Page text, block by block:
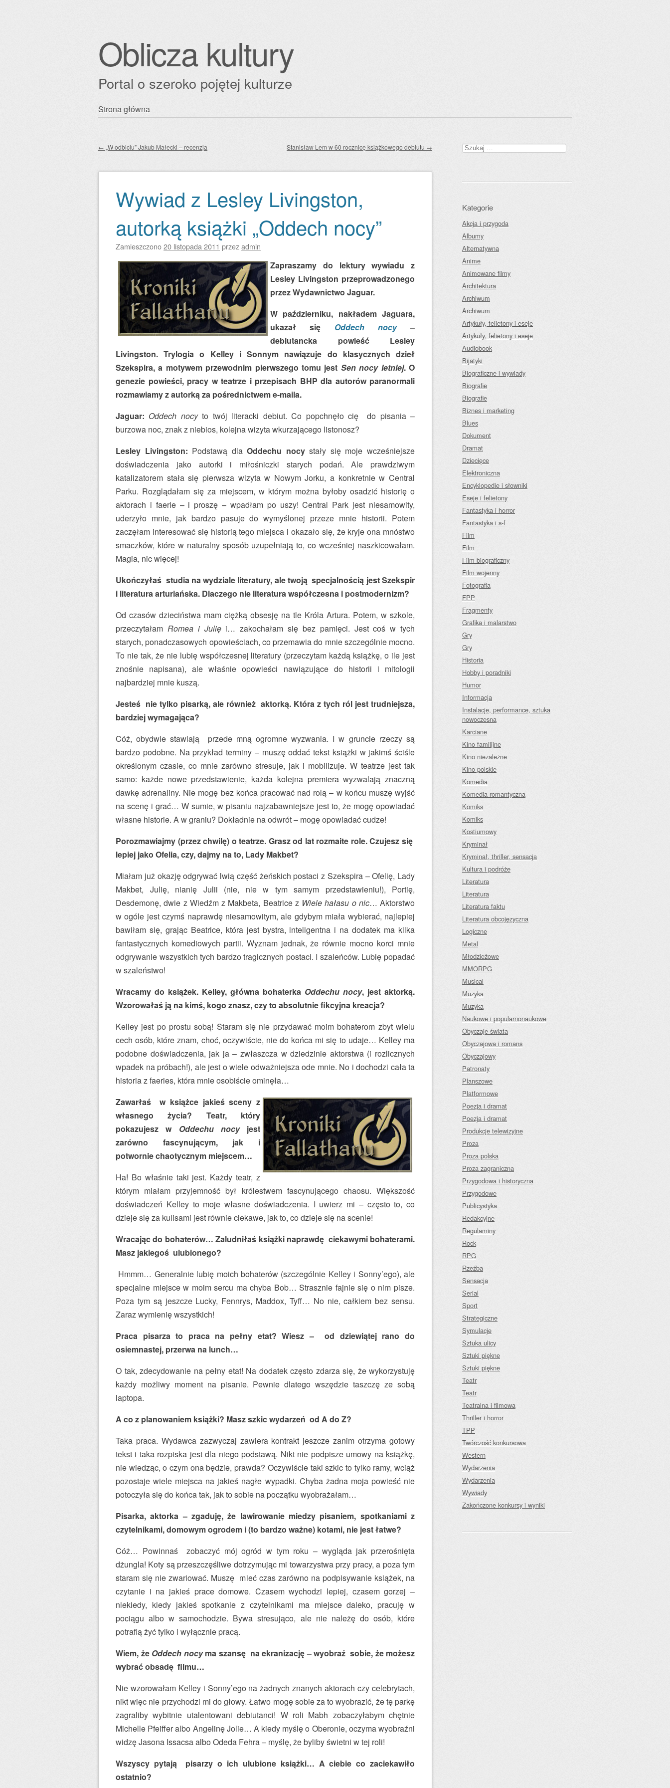
Oblicza kultury
Portal o szeroko pojętej kulturze
Przejdź
Strona główna
Zobacz wpisy
← „W odbiciu” Jakub Małecki – recenzja Stanisław Lem w 60 rocznicę książkowego debiutu →
Wywiad z Lesley Livingston,
autorką książki „Oddech nocy”
Zamieszczono20 listopada 2011 przezadmin
Zapraszamy do lektury wywiadu z
Lesley Livingston przeprowadzonego
przez Wydawnictwo Jaguar.
W październiku, nakładem Jaguara,
ukazał się Oddech nocy–
debiutancka powieść Lesley
Livingston. Trylogia o Kelley i Sonnym nawiązuje do klasycznych dzieł
Szekspira, a motywem przewodnim pierwszego tomu jest Sen nocy letniej. O
genezie powieści, pracy w teatrze i przepisach BHP dla autorów paranormali
rozmawiamy z autorką za pośrednictwem e-maila.
Jaguar: Oddech nocyto twój literacki debiut. Co popchnęło cię do pisania –
burzowa noc, znak z niebios, kolejna wizyta wkurzającego listonosz?
Lesley Livingston: Podstawą dlaOddechu nocystały się moje wcześniejsze
doświadczenia jako autorki i miłośniczki starych podań. Ale prawdziwym
katalizatorem stała się pierwsza wizyta w Nowym Jorku, a konkretnie w Central
Parku. Rozglądałam się za miejscem, w którym można byłoby osadzić historię o
aktorach i faerie – i proszę – wpadłam po uszy! Central Park jest niesamowity,
uderzyło mnie, jak bardzo pasuje do wymyślonej przeze mnie historii. Potem
zaczęłam interesować się historią tego miejsca i okazało się, że kryje ona mnóstwo
smaczków, które w naturalny sposób uzupełniają to, co wcześniej naszkicowałam.
Magia, nic więcej!
Ukończyłaś studia na wydziale literatury, ale twoją specjalnością jest Szekspir
i literatura arturiańska. Dlaczego nie literatura współczesna i postmodernizm?
Od czasów dzieciństwa mam ciężką obsesję na tle Króla Artura. Potem, w szkole,
przeczytałam Romea i Julięi… zakochałam się bez pamięci. Jest coś w tych
starych, ponadczasowych opowieściach, co przemawia do mnie szczególnie mocno.
To nie tak, że nie lubię współczesnej literatury (przeczytam każdą książkę, o ile jest
znośnie napisana), ale właśnie opowieści nawiązujące do historii i mitologii
najbardziej mnie kuszą.
Jesteś nie tylko pisarką, ale również aktorką. Która z tych ról jest trudniejsza,
bardziej wymagająca?
Cóż, obydwie stawiają przede mną ogromne wyzwania. I w gruncie rzeczy są
bardzo podobne. Na przykład terminy – muszę oddać tekst książki w jakimś ściśle
określonym czasie, co mnie zarówno stresuje, jak i mobilizuje. W teatrze jest tak
samo: każde nowe przedstawienie, każda kolejna premiera wyzwalają znaczną
dawkę adrenaliny. Nie mogę bez końca pracować nad rolą – w końcu muszę wyjść
na scenę i grać… W sumie, w pisaniu najzabawniejsze jest to, że mogę opowiadać
własne historie. A w graniu? Dokładnie na odwrót – mogę opowiadać cudze!
Porozmawiajmy (przez chwilę) o teatrze. Grasz od lat rozmaite role. Czujesz się
lepiej jako Ofelia, czy, dajmy na to, Lady Makbet?
Miałam już okazję odgrywać lwią część żeńskich postaci z Szekspira – Ofelię, Lady
Makbet, Julię, nianię Julii (nie, nie w tym samym przedstawieniu!), Portię,
Desdemonę, dwie z Wiedźm z Makbeta, Beatrice z Wiele hałasu o nic… Aktorstwo
w ogóle jest czymś naprawdę niesamowitym, ale gdybym miała wybierać, najlepiej
bawiłam się, grając Beatrice, która jest bystra, inteligentna i na dodatek ma kilka
fantastycznych komediowych partii. Wyznam jednak, że równie mocno korci mnie
odgrywanie wszystkich tych bardzo tragicznych postaci. I szaleńców. Lubię popadać
w szaleństwo!
Wracamy do książek. Kelley, główna bohaterka Oddechu nocy, jest aktorką.
Wzorowałaś ją na kimś, kogo znasz, czy to absolutnie fikcyjna kreacja?
Kelley jest po prostu sobą! Staram się nie przydawać moim bohaterom zbyt wielu
cech osób, które znam, choć, oczywiście, nie do końca mi się to udaje… Kelley ma
podobne doświadczenia, jak ja – zwłaszcza w dziedzinie aktorstwa (i rozlicznych
wpadek na próbach!), ale jest o wiele odważniejsza ode mnie. No i dochodzi cała ta
historia z faeries, która mnie osobiście ominęła…
Zawarłaś w książce jakieś sceny z
własnego życia? Teatr, który
pokazujesz w Oddechu nocyjest
zarówno fascynującym, jak i
potwornie chaotycznym miejscem…
Ha! Bo właśnie taki jest. Każdy teatr, z
którym miałam przyjemność był królestwem fascynującego chaosu. Większość
doświadczeń Kelley to moje własne doświadczenia. I uwierz mi – często to, co
dzieje się za kulisami jest równie ciekawe, jak to, co dzieje się na scenie!
Wracając do bohaterów… Zaludniłaś książki naprawdę ciekawymi bohaterami.
Masz jakiegoś ulubionego?
Hmmm… Generalnie lubię moich bohaterów (szczególnie Kelley i Sonny’ego), ale
specjalne miejsce w moim sercu ma chyba Bob… Strasznie fajnie się o nim pisze.
Poza tym są jeszcze Lucky, Fennrys, Maddox, Tyff… No nie, całkiem bez sensu.
Zaraz wymienię wszystkich!
Praca pisarza to praca na pełny etat? Wiesz – od dziewiątej rano do
osiemnastej, przerwa na lunch…
O tak, zdecydowanie na pełny etat! Na dodatek często zdarza się, że wykorzystuję
każdy możliwy moment na pisanie. Pewnie dlatego wszędzie taszczę ze sobą
laptopa.
A co z planowaniem książki? Masz szkic wydarzeń od A do Z?
Taka praca. Wydawca zazwyczaj zawiera kontrakt jeszcze zanim otrzyma gotowy
tekst i taka rozpiska jest dla niego podstawą. Nikt nie podpisze umowy na książkę,
nie wiedząc, o czym ona będzie, prawda? Oczywiście taki szkic to tylko ramy, wciąż
pozostaje wiele miejsca na jakieś nagłe wypadki. Chyba żadna moja powieść nie
potoczyła się do końca tak, jak to sobie na początku wyobrażałam…
Pisarka, aktorka – zgaduję, że lawirowanie miedzy pisaniem, spotkaniami z
czytelnikami, domowym ogrodem i (to bardzo ważne) kotami, nie jest łatwe?
Cóż… Powinnaś zobaczyć mój ogród w tym roku – wygląda jak przerośnięta
dżungla! Koty są przeszczęśliwe dotrzymując mi towarzystwa przy pracy, a poza tym
staram się nie zwariować. Muszę mieć czas zarówno na podpisywanie książek, na
czytanie i na jakieś prace domowe. Czasem wychodzi lepiej, czasem gorzej –
niekiedy, kiedy jakieś spotkanie z czytelnikami ma miejsce daleko, pracuję w
pociągu albo w samochodzie. Bywa stresująco, ale nie należę do osób, które
potrafią żyć tylko i wyłącznie pracą.
Wiem, że Oddech nocyma szansę na ekranizację – wyobraź sobie, że możesz
wybrać obsadę filmu…
Nie wzorowałam Kelley i Sonny’ego na żadnych znanych aktorach czy celebrytach,
nikt więc nie przychodzi mi do głowy. Łatwo mogę sobie za to wyobrazić, że tę parkę
zagraliby wybitnie utalentowani debiutanci! W roli Mabh zobaczyłabym chętnie
Michelle Pfeiffer albo Angelinę Jolie… A kiedy myślę o Oberonie, oczyma wyobraźni
widzę Jasona Issacsa albo Odeda Fehra – myślę, że byliby świetni w tej roli!
Wszyscy pytają pisarzy o ich ulubione książki… A ciebie co zaciekawiło
ostatnio?
Szukaj:
Kategorie
Akcja i przygoda
Albumy
Alternatywna
Anime
Animowane filmy
Architektura
Archiwum
Archiwum
Artykuły, felietony i eseje
Artykuły, felietony i eseje
Audiobook
Bijatyki
Biograficzne i wywiady
Biografie
Biografie
Biznes i marketing
Blues
Dokument
Dramat
Dziecięce
Elektroniczna
Encyklopedie i słowniki
Eseje i felietony
Fantastyka i horror
Fantastyka i s-f
Film
Film
Film biograficzny
Film wojenny
Fotografia
FPP
Fragmenty
Grafika i malarstwo
Gry
Gry
Historia
Hobby i poradniki
Humor
Informacja
Instalacje, performance, sztuka
nowoczesna
Karciane
Kino familijne
Kino niezależne
Kino polskie
Komedia
Komedia romantyczna
Komiks
Komiks
Kostiumowy
Kryminał
Kryminał, thriller, sensacja
Kultura i podróże
Literatura
Literatura
Literatura faktu
Literatura obcojęzyczna
Logiczne
Metal
Młodzieżowe
MMORPG
Musical
Muzyka
Muzyka
Naukowe i popularnonaukowe
Obyczaje świata
Obyczajowa i romans
Obyczajowy
Patronaty
Planszowe
Platformowe
Poezja i dramat
Poezja i dramat
Produkcje telewizyjne
Proza
Proza polska
Proza zagraniczna
Przygodowa i historyczna
Przygodowe
Publicystyka
Redakcyjne
Regulaminy
Rock
RPG
Rzeźba
Sensacja
Serial
Sport
Strategiczne
Symulacje
Sztuka ulicy
Sztuki piękne
Sztuki piękne
Teatr
Teatr
Teatralna i filmowa
Thriller i horror
TPP
Twórczość konkursowa
Western
Wydarzenia
Wydarzenia
Wywiady
Zakończone konkursy i wyniki